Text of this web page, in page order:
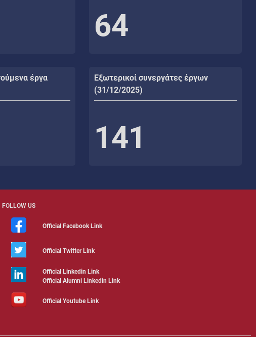
64
έργα
Εξωτερικοί συνεργάτες έργων
(31/12/2025)
141
FOLLOW US
Official Facebook Link
Official Twitter Link
Official Linkedin Link
Official Alumni Linkedin Link
Official Youtube Link